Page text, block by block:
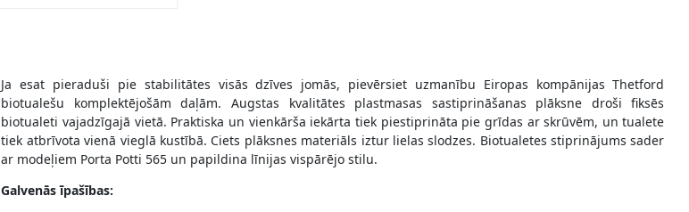
Ja esat pieraduši pie stabilitātes visās dzīves jomās, pievērsiet uzmanību Eiropas kompānijas Thetford
biotualešu komplektējošām daļām. Augstas kvalitātes plastmasas sastiprināšanas plāksne droši fiksēs
biotualeti vajadzīgajā vietā. Praktiska un vienkārša iekārta tiek piestiprināta pie grīdas ar skrūvēm, un tualete
tiek atbrīvota vienā vieglā kustībā. Ciets plāksnes materiāls iztur lielas slodzes. Biotualetes stiprinājums sader
ar modeļiem Porta Potti 565 un papildina līnijas vispārējo stilu.
Galvenās īpašības: